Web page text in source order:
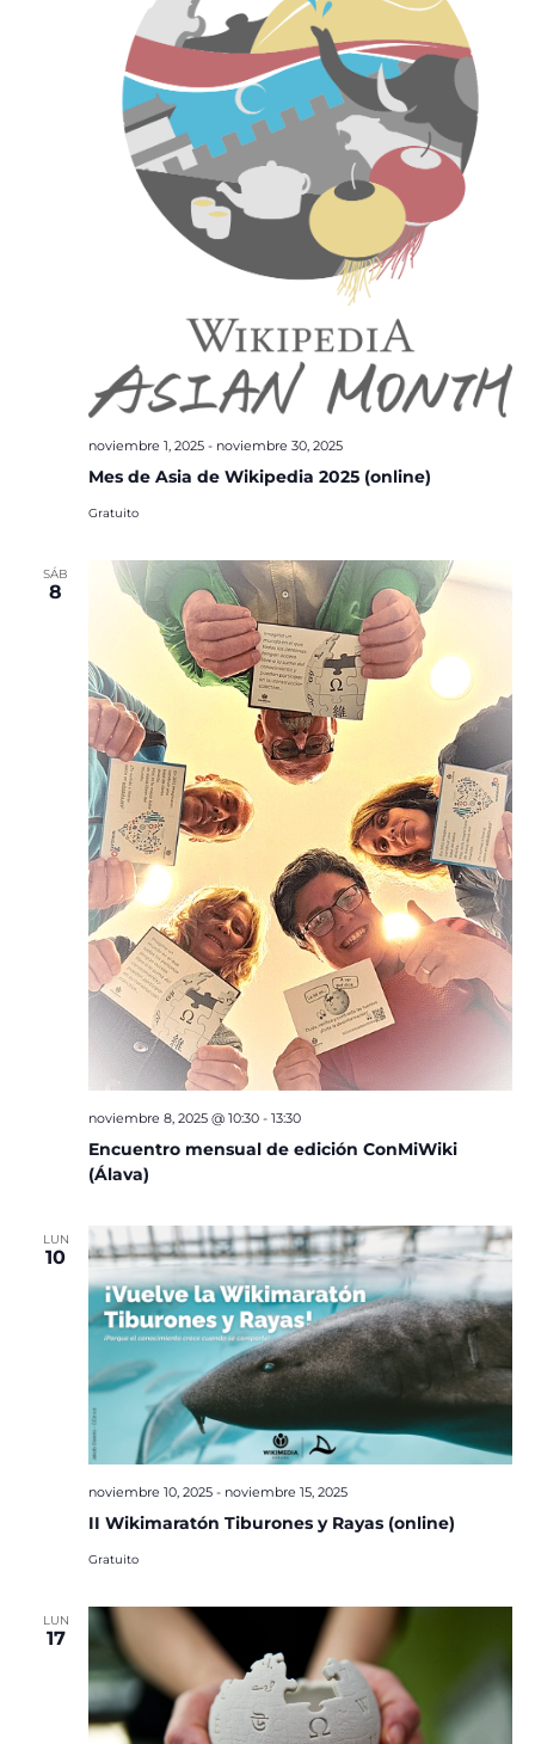
Mes de Asia de Wikipedia 2025 (online)
noviembre 1, 2025- noviembre 30, 2025
Gratuito
SÁB
8
Encuentro mensual de edición ConMiWiki
(Álava)
noviembre 8, 2025 @ 10:30- 13:30
LUN
10
II Wikimaratón Tiburones y Rayas (online)
noviembre 10, 2025- noviembre 15, 2025
Gratuito
LUN
17